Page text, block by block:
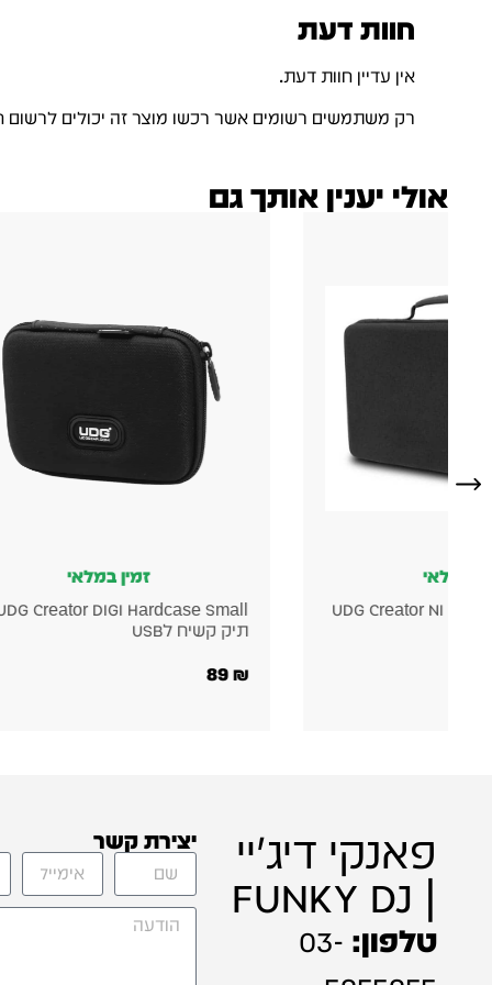
חוות דעת
אין עדיין חוות דעת.
רק משתמשים רשומים אשר רכשו מוצר זה יכולים לרשום
אולי יענין אותך גם
במלאי
UDG Creator NI
זמין במלאי
Creator DIGI Hardcase Small
תיק קשיח לUSB
₪
89
פאנקי דיג'יי
| FUNKY DJ
טלפון: 03-
יצירת קשר